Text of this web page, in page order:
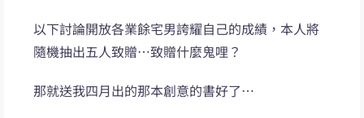
以下討論開放各業餘宅男誇耀自己的成績，本人將
隨機抽出五人致贈…致贈什麼鬼哩？
那就送我四月出的那本創意的書好了…